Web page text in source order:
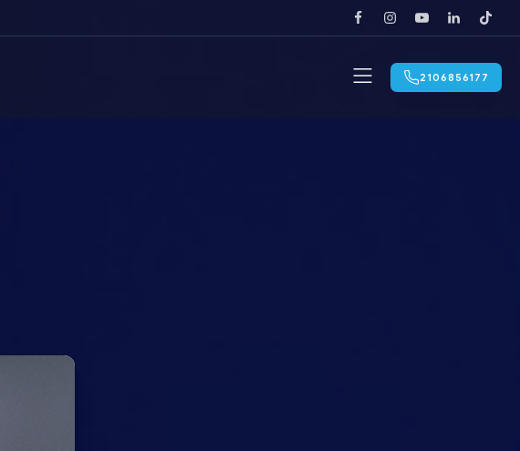
2106856177